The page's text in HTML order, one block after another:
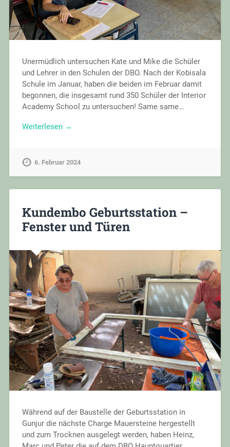
Unermüdlich untersuchen Kate und Mike die Schüler
und Lehrer in den Schulen der DBO. Nach der Kobisala
Schule im Januar, haben die beiden im Februar damit
begonnen, die insgesamt rund 350 Schüler der Interior
Academy School zu untersuchen! Same same…
Weiterlesen →
6. Februar 2024
Kundembo Geburtsstation –
Fenster und Türen
Während auf der Baustelle der Geburtsstation in
Gunjur die nächste Charge Mauersteine hergestellt
und zum Trocknen ausgelegt werden, haben Heinz,